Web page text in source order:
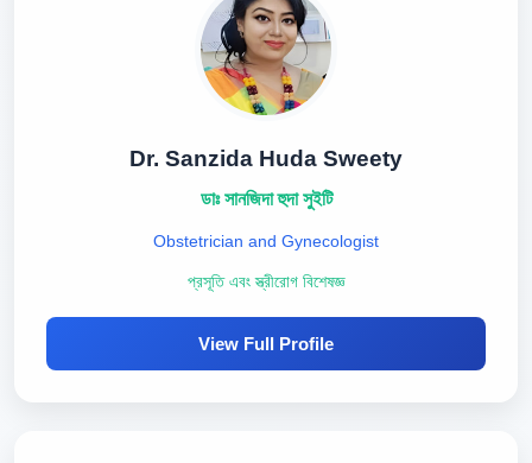
Dr. Sanzida Huda Sweety
ডাঃ সানজিদা হুদা সুইটি
Obstetrician and Gynecologist
প্রসূতি এবং স্ত্রীরোগ বিশেষজ্ঞ
View Full Profile